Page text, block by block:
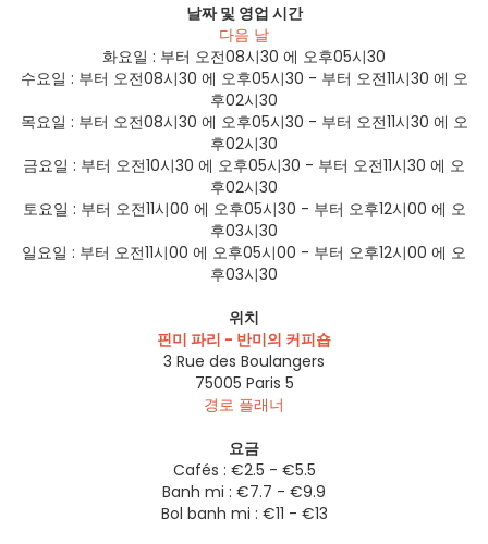
날짜 및 영업 시간
다음 날
화요일 : 부터 오전08시30 에 오후05시30
수요일 : 부터 오전08시30 에 오후05시30 - 부터 오전11시30 에 오
후02시30
목요일 : 부터 오전08시30 에 오후05시30 - 부터 오전11시30 에 오
후02시30
금요일 : 부터 오전10시30 에 오후05시30 - 부터 오전11시30 에 오
후02시30
토요일 : 부터 오전11시00 에 오후05시30 - 부터 오후12시00 에 오
후03시30
일요일 : 부터 오전11시00 에 오후05시00 - 부터 오후12시00 에 오
후03시30
위치
핀미 파리 - 반미의 커피숍
3 Rue des Boulangers
75005 Paris 5
경로 플래너
요금
Cafés : €2.5 - €5.5
Banh mi : €7.7 - €9.9
Bol banh mi : €11 - €13